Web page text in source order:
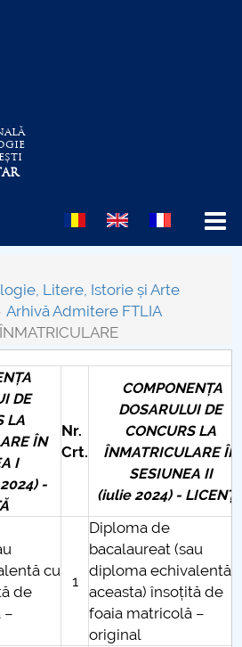
al Proiectelor
Facultăți
- ADMITERE
Litere, Istorie și Arte
Arhivă Admitere FTLIA
ÎNMATRICULARE
DE
LA
ÎN
I
-
Nr.
Crt.
COMPONENȚA
DOSARULUI DE
CONCURS LA
ÎNMATRICULARE ÎN
SESIUNEA II
(iulie 2024) -
cu
de
–
1
Diploma de
bacalaureat (sau
diploma echivalentă
aceasta) însoțită de
foaia matricolă –
original